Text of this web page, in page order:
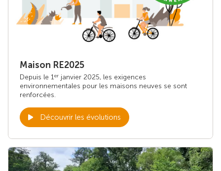
Maison RE2025
Depuis le 1er janvier 2025, les exigences
environnementales pour les maisons neuves se sont
renforcées.
Découvrir les évolutions